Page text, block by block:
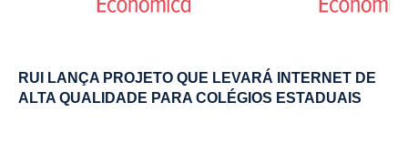
RUI LANÇA PROJETO QUE LEVARÁ INTERNET DE
ALTA QUALIDADE PARA COLÉGIOS ESTADUAIS